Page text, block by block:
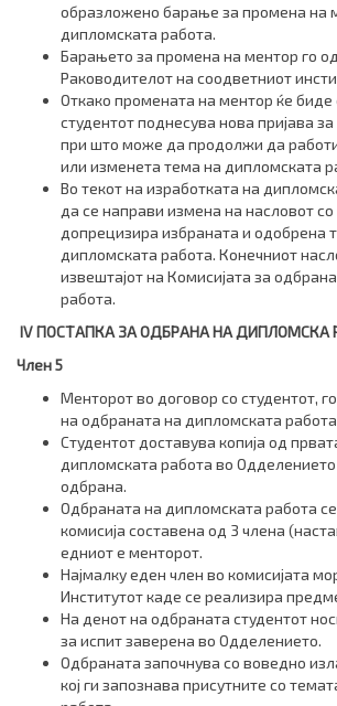
образложено барање за промена на
дипломската работа.
Барањето за промена на ментор го
Раководителот на соодветниот
Откако промената на ментор ќе биде
студентот поднесува нова пријава
при што може да продолжи да работи
или изменета тема на дипломската
Во текот на изработката на
да се направи измена на насловот со
допрецизира избраната и одобрена
дипломската работа. Конечниот
извештајот на Комисијата за
работа.
IVПОСТАПКА ЗА ОДБРАНА НА ДИПЛОМСКА
Член 5
Менторот во договор со студентот,
на одбраната на дипломската
Студентот доставува копија од
дипломската работа во
одбрана.
Одбраната на дипломската работа
комисија составена од 3 члена
едниот е менторот.
Најмалку еден член во комисијата
Институтот каде се реализира
На денот на одбраната студентот
за испит заверена во Одделението.
Одбраната започнува со воведно
кој ги запознава присутните со